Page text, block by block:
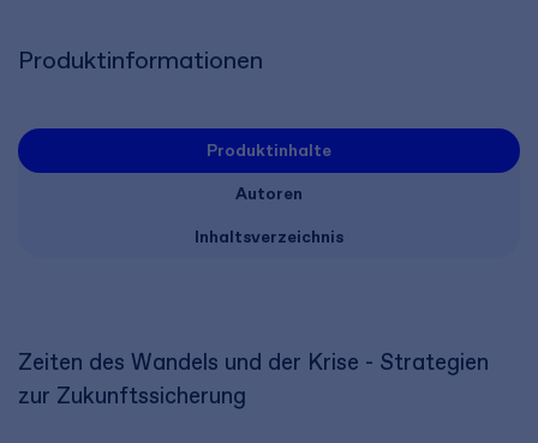
Produktinformationen
Produktinhalte
Autoren
Inhaltsverzeichnis
Zeiten des Wandels und der Krise - Strategien
zur Zukunftssicherung